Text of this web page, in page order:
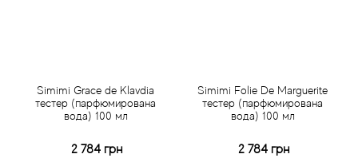
Simimi Grace de Klavdia
тестер (парфюмирована
вода) 100 мл
2 784 грн
Simimi Folie De Marguerite
тестер (парфюмирована
вода) 100 мл
2 784 грн
Al Jazeera